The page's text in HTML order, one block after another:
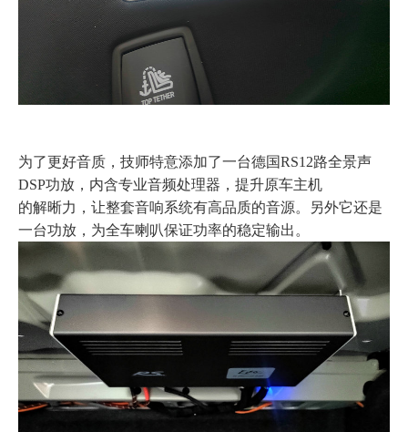
为了更好音质，技师特意添加了一台德国RS12路全景声
DSP功放，内含专业音频处理器，提升原车主机
的解晰力，让整套音响系统有高品质的音源。另外它还是
一台功放，为全车喇叭保证功率的稳定输出。